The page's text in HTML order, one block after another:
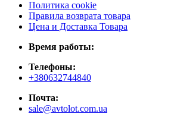
Политика cookie
Правила возврата товара
Цена и Доставка Товара
Время работы:
Телефоны:
+380632744840
Почта:
sale@avtolot.com.ua